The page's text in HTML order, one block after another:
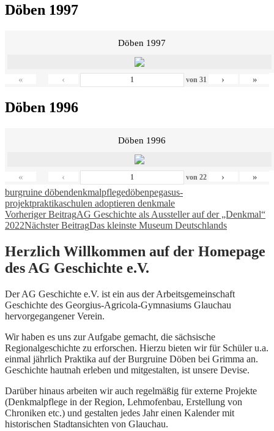
Döben 1997
Döben 1997
« ‹ von 31 › »
Döben 1996
Döben 1996
« ‹ von 22 › »
burgruine döbendenkmalpflegedöbenpegasus-
projektpraktikaschulen adoptieren denkmale
Beitragsnavigation
Vorheriger BeitragAG Geschichte als Aussteller auf der „Denkmal“
2022Nächster BeitragDas kleinste Museum Deutschlands
Herzlich Willkommen auf der Homepage
des AG Geschichte e.V.
Der AG Geschichte e.V. ist ein aus der Arbeitsgemeinschaft
Geschichte des Georgius-Agricola-Gymnasiums Glauchau
hervorgegangener Verein.
Wir haben es uns zur Aufgabe gemacht, die sächsische
Regionalgeschichte zu erforschen. Hierzu bieten wir für Schüler u.a.
einmal jährlich Praktika auf der Burgruine Döben bei Grimma an.
Geschichte hautnah erleben und mitgestalten, ist unsere Devise.
Darüber hinaus arbeiten wir auch regelmäßig für externe Projekte
(Denkmalpflege in der Region, Lehmofenbau, Erstellung von
Chroniken etc.) und gestalten jedes Jahr einen Kalender mit
historischen Stadtansichten von Glauchau.